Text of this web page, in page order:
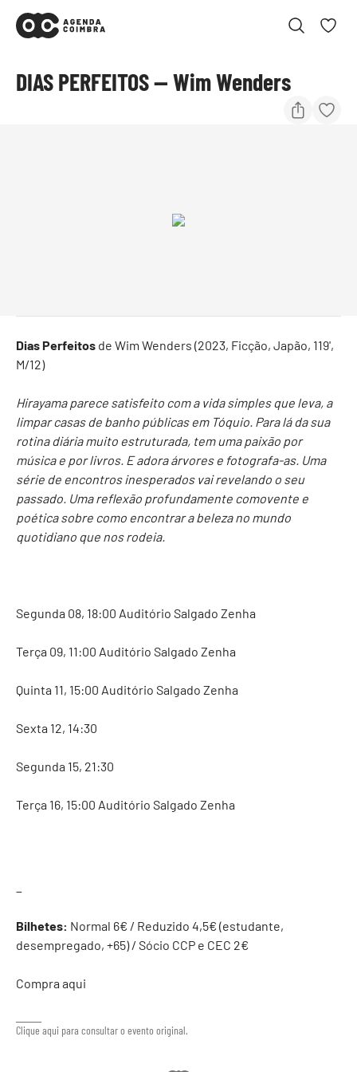
DIAS PERFEITOS — Wim Wenders
Dias Perfeitos de Wim Wenders (2023, Ficção, Japão, 119',
M/12)
Hirayama parece satisfeito com a vida simples que leva, a
limpar casas de banho públicas em Tóquio. Para lá da sua
rotina diária muito estruturada, tem uma paixão por
música e por livros. E adora árvores e fotografa-as. Uma
série de encontros inesperados vai revelando o seu
passado. Uma reflexão profundamente comovente e
poética sobre como encontrar a beleza no mundo
quotidiano que nos rodeia.
Segunda 08, 18:00 Auditório Salgado Zenha
Terça 09, 11:00 Auditório Salgado Zenha
Quinta 11, 15:00 Auditório Salgado Zenha
Sexta 12, 14:30
Segunda 15, 21:30
Terça 16, 15:00 Auditório Salgado Zenha
Bilhetes: Normal 6€ / Reduzido 4,5€ (estudante,
desempregado, +65) / Sócio CCP e CEC 2€
Compra aqui
Clique aqui para consultar o evento original.